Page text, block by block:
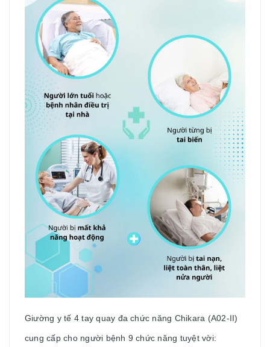
Giường y tế 4 tay quay đa chức năng Chikara (A02-II)
cung cấp cho người bệnh 9 chức năng tuyệt vời: